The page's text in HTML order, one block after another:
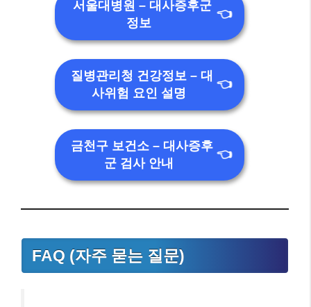
서울대병원 – 대사증후군
정보
👈
질병관리청 건강정보 – 대
사위험 요인 설명
👈
금천구 보건소 – 대사증후
군 검사 안내
👈
FAQ (자주 묻는 질문)